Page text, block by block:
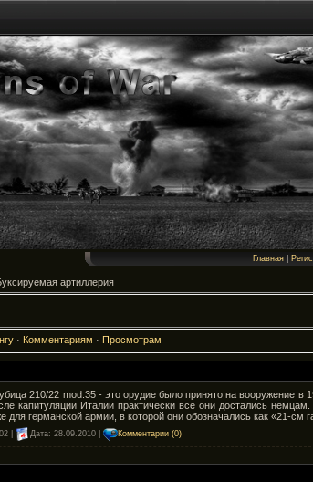
Главная|
артиллерия
· Комментариям · Просмотрам
210/22 mod.35 - это орудие было принято на вооружение в
капитуляции Италии практически все они достались
для германской армии, в которой они обозначались как «21-см
| Дата: 28.09.2010 Комментарии (0)